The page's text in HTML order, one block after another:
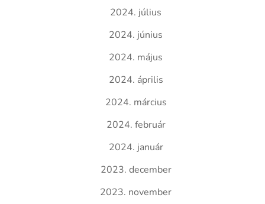
2024. július
2024. június
2024. május
2024. április
2024. március
2024. február
2024. január
2023. december
2023. november